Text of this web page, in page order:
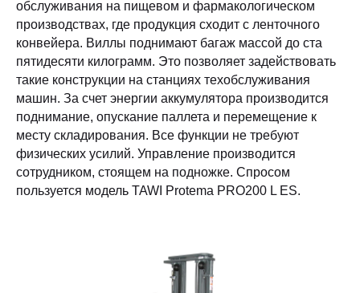
обслуживания на пищевом и фармакологическом
производствах, где продукция сходит с ленточного
конвейера. Виллы поднимают багаж массой до ста
пятидесяти килограмм. Это позволяет задействовать
такие конструкции на станциях техобслуживания
машин. За счет энергии аккумулятора производится
поднимание, опускание паллета и перемещение к
месту складирования. Все функции не требуют
физических усилий. Управление производится
сотрудником, стоящем на подножке. Спросом
пользуется модель TAWI Protema PRO200 L ES.